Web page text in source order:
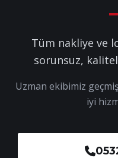
Tüm nakliye ve
sorunsuz,
Uzman ekibimiz
iyi